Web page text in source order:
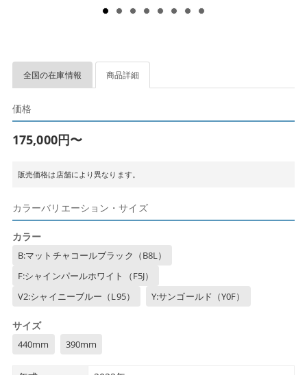
全国の在庫情報 商品詳細
価格
175,000円〜
販売価格は店舗により異なります。
カラーバリエーション・サイズ
カラー
B:マットチャコールブラック（B8L）
F:シャインパールホワイト（F5J）
V2:シャイニーブルー（L95）
Y:サンゴールド（Y0F）
サイズ
440mm 390mm